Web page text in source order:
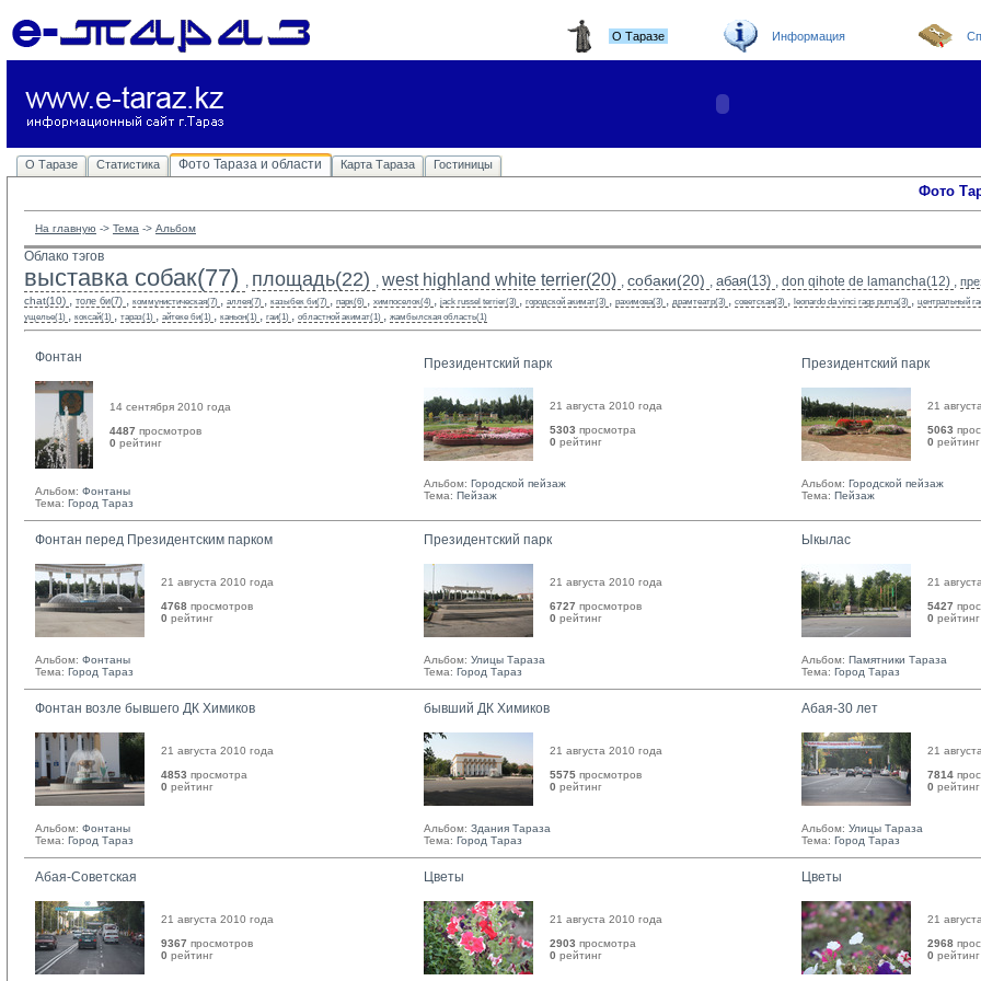
О Таразе Информация
О Таразе Статистика Фото Тараза и области Карта Тараза Гостиницы
Фото
На главную -> Тема -> Альбом
Облако тэгов
выставка собак(77) , площадь(22) , west highland white terrier(20) , собаки(20) , абая(13) , don qihote de lamancha(12) ,
chat(10) , толе би(7) , коммунистическая(7) , аллея(7) , казыбек би(7) , парк(6) , химпоселок(4) , jack russel terrier(3) , городской акимат(3) , рахимова(3) , драмтеатр(3) , советская(3) , leonardo da vinci rags puma(3) , центральный
ущелье(1) , коксай(1) , тараз(1) , айтеке би(1) , каньон(1) , гаи(1) , областной акимат(1) , жамбылская область(1)
Фонтан
14 сентября 2010 года
4487 просмотров
0 рейтинг
Альбом: Фонтаны
Тема: Город Тараз
Президентский парк
21 августа 2010 года
5303 просмотра
0 рейтинг
Альбом: Городской пейзаж
Тема: Пейзаж
Президентский парк
21
5063
0 рейтинг
Альбом: Городской пейзаж
Тема: Пейзаж
Фонтан перед Президентским парком
21 августа 2010 года
4768 просмотров
0 рейтинг
Альбом: Фонтаны
Тема: Город Тараз
Президентский парк
21 августа 2010 года
6727 просмотров
0 рейтинг
Альбом: Улицы Тараза
Тема: Город Тараз
Ыкылас
21
5427
0 рейтинг
Альбом: Памятники Тараза
Тема: Город Тараз
Фонтан возле бывшего ДК Химиков
21 августа 2010 года
4853 просмотра
0 рейтинг
Альбом: Фонтаны
Тема: Город Тараз
бывший ДК Химиков
21 августа 2010 года
5575 просмотров
0 рейтинг
Альбом: Здания Тараза
Тема: Город Тараз
Абая-30 лет
21
7814
0 рейтинг
Альбом: Улицы Тараза
Тема: Город Тараз
Абая-Советская
21 августа 2010 года
9367 просмотров
0 рейтинг
Цветы
21 августа 2010 года
2903 просмотра
0 рейтинг
Цветы
21
2968
0 рейтинг